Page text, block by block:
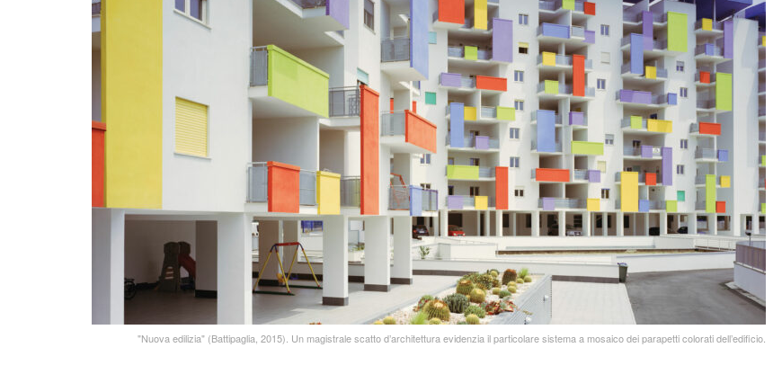
"Nuova edilizia" (Battipaglia, 2015). Un magistrale scatto d’architettura evidenzia il particolare sistema a mosaico dei parapetti colorati dell’edificio.